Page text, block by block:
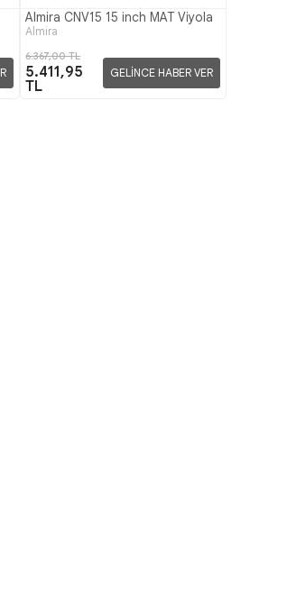
Almira CNV15 15 inch MAT Viyola
Almira
6.367,00 TL
5.411,95
TL
GELİNCE HABER VER